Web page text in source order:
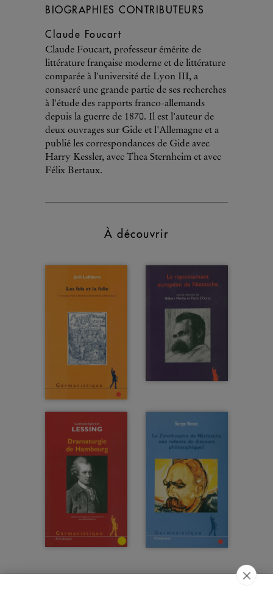
BIOGRAPHIES CONTRIBUTEURS
Claude Foucart
Claude Foucart, professeur émérite de
littérature française moderne et de littérature
comparée à l'université de Lyon III, a
consacré une grande partie de ses recherches
à l'étude des rapports franco-allemands
depuis la guerre de 1870. Il est l'auteur de
deux ouvrages sur Gide et l'Allemagne et a
publié les correspondances de Gide avec
Harry Kessler, avec Thea Sternheim et avec
Félix Bertaux.
À découvrir